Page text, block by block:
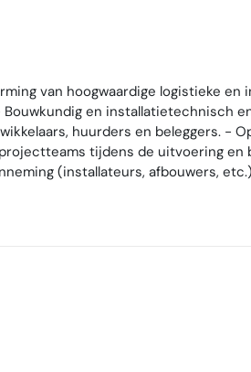
van hoogwaardige logistieke
Bouwkundig en installatietechnisch
huurders en beleggers. -
tijdens de uitvoering en
(installateurs, afbouwers,